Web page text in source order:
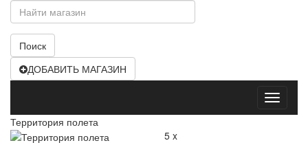
Поиск
ДОБАВИТЬ МАГАЗИН
Открыть
меню
Территория полета
5 x